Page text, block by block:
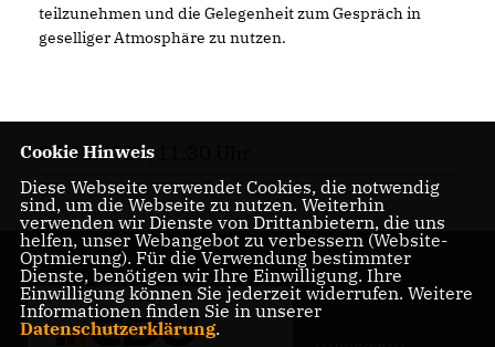
teilzunehmen und die Gelegenheit zum Gespräch in
geselliger Atmosphäre zu nutzen.
25.08.2025, 11:30 Uhr
Cookie Hinweis
Diese Webseite verwendet Cookies, die notwendig
sind, um die Webseite zu nutzen. Weiterhin
verwenden wir Dienste von Drittanbietern, die uns
helfen, unser Webangebot zu verbessern (Website-
Optmierung). Für die Verwendung bestimmter
Dienste, benötigen wir Ihre Einwilligung. Ihre
Einwilligung können Sie jederzeit widerrufen. Weitere
Informationen finden Sie in unserer
Datenschutzerklärung.